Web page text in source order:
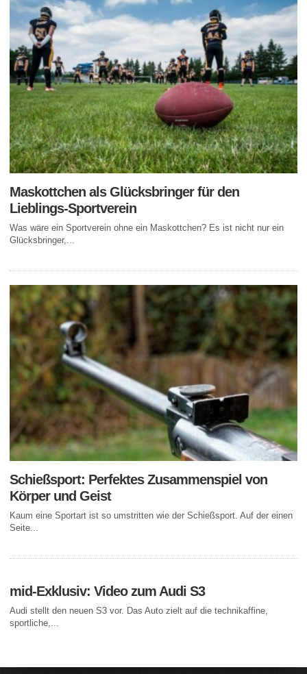
Maskottchen als Glücksbringer für den
Lieblings-Sportverein
Was wäre ein Sportverein ohne ein Maskottchen? Es ist nicht nur ein
Glücksbringer,...
Schießsport: Perfektes Zusammenspiel von
Körper und Geist
Kaum eine Sportart ist so umstritten wie der Schießsport. Auf der einen
Seite...
mid-Exklusiv: Video zum Audi S3
Audi stellt den neuen S3 vor. Das Auto zielt auf die technikaffine,
sportliche,...